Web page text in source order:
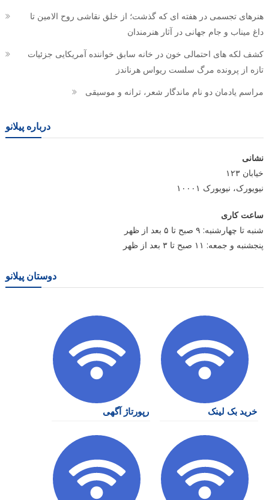
هنرهای تجسمی در هفته ای که گذشت؛ از خلق نقاشی روح الامین تا
داغ میناب و جام جهانی در آثار هنرمندان
کشف لکه های احتمالی خون در خانه سابق خواننده آمریکایی جزئیات
تازه از پرونده مرگ سلست ریواس هرناندز
مراسم یادمان دو نام ماندگار شعر، ترانه و موسیقی
درباره پیلانو
نشانی
خیابان ۱۲۳
نیویورک، نیویورک ۱۰۰۰۱
ساعت کاری
شنبه تا چهارشنبه: ۹ صبح تا ۵ بعد از ظهر
پنجشنبه و جمعه: ۱۱ صبح تا ۳ بعد از ظهر
دوستان پیلانو
خرید بک لینک رپورتاژ آگهی